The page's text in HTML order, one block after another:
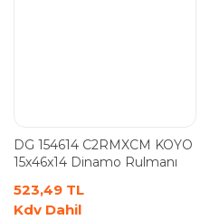
DG 154614 C2RMXCM KOYO
15x46x14 Dinamo Rulmanı
523,49 TL
Kdv Dahil